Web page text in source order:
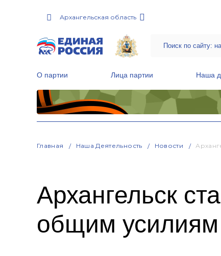
Архангельская область
О партии Лица партии Наша
Главная Наша Деятельность Новости
Архангельск
общим усилиям